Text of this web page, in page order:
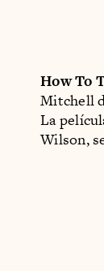
How To
Mitchell
La
Wilson,